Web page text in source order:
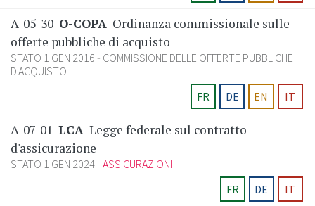
A-05-30 O-COPA Ordinanza commissionale sulle
offerte pubbliche di acquisto
STATO 1 GEN 2016
COMMISSIONE DELLE OFFERTE PUBBLICHE
D'ACQUISTO
FR
DE EN IT
A-07-01 LCA Legge federale sul contratto
d'assicurazione
STATO 1 GEN 2024 ASSICURAZIONI
FR
DE IT